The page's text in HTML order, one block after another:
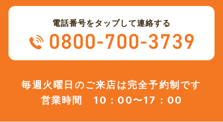
2023年8月 (12)
2023年6月 (12)
電話番号をタップして連絡する
毎週火曜日のご来店は完全予約制です
営業時間 10：00〜17：00